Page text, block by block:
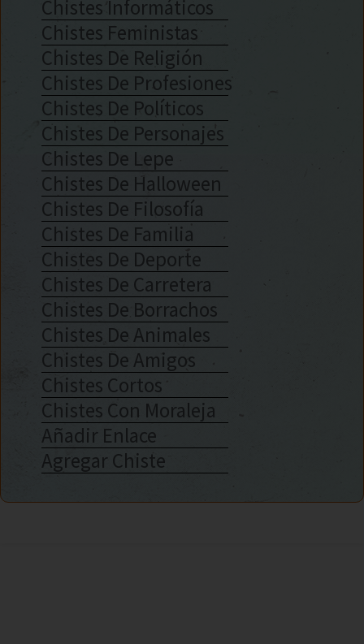
Chistes Informáticos
Chistes Feministas
Chistes De Religión
Chistes De Profesiones
Chistes De Políticos
Chistes De Personajes
Chistes De Lepe
Chistes De Halloween
Chistes De Filosofía
Chistes De Familia
Chistes De Deporte
Chistes De Carretera
Chistes De Borrachos
Chistes De Animales
Chistes De Amigos
Chistes Cortos
Chistes Con Moraleja
Añadir Enlace
Agregar Chiste